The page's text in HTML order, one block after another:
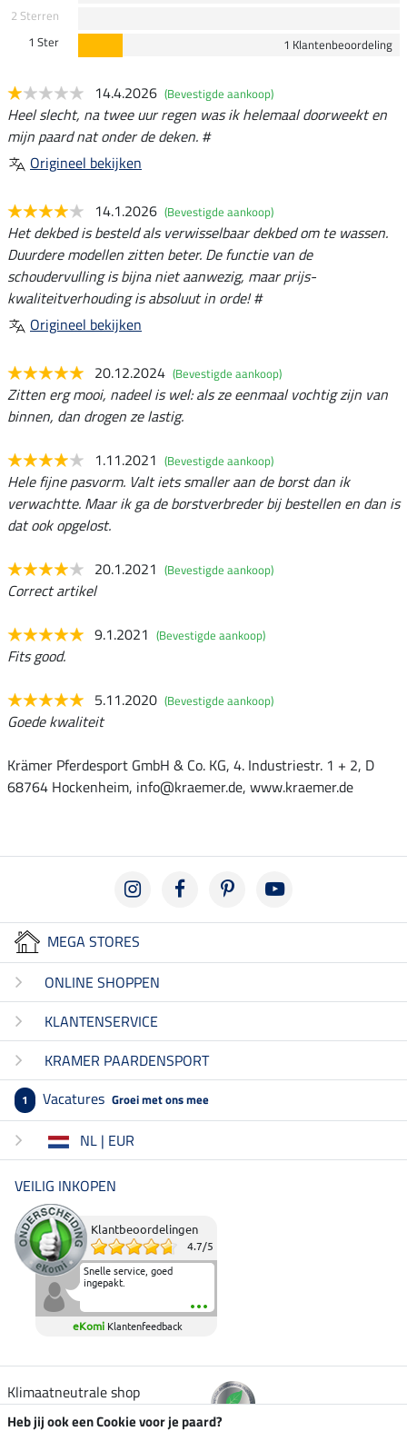
2 Sterren
1 Ster
1 Klantenbeoordeling
14.4.2026 (Bevestigde aankoop)
Heel slecht, na twee uur regen was ik helemaal doorweekt en
mijn paard nat onder de deken. #
Origineel bekijken
14.1.2026 (Bevestigde aankoop)
Het dekbed is besteld als verwisselbaar dekbed om te wassen.
Duurdere modellen zitten beter. De functie van de
schoudervulling is bijna niet aanwezig, maar prijs-
kwaliteitverhouding is absoluut in orde! #
Origineel bekijken
20.12.2024 (Bevestigde aankoop)
Zitten erg mooi, nadeel is wel: als ze eenmaal vochtig zijn van
binnen, dan drogen ze lastig.
1.11.2021 (Bevestigde aankoop)
Hele fijne pasvorm. Valt iets smaller aan de borst dan ik
verwachtte. Maar ik ga de borstverbreder bij bestellen en dan is
dat ook opgelost.
20.1.2021 (Bevestigde aankoop)
Correct artikel
9.1.2021 (Bevestigde aankoop)
Fits good.
5.11.2020 (Bevestigde aankoop)
Goede kwaliteit
Krämer Pferdesport GmbH & Co. KG, 4. Industriestr. 1 + 2, D
68764 Hockenheim, info@kraemer.de, www.kraemer.de
MEGA STORES
ONLINE SHOPPEN
KLANTENSERVICE
KRAMER PAARDENSPORT
1 Vacatures Groei met ons mee
NL | EUR
VEILIG INKOPEN
Klantbeoordelingen
4.7/5
Snelle service, goed
ingepakt.
eKomi Klantenfeedback
Klimaatneutrale shop
Heb jij ook een Cookie voor je paard?